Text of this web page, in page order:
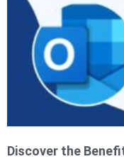
Discover the